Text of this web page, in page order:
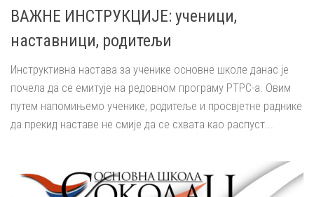
ВАЖНЕ ИНСТРУКЦИЈЕ: ученици,
наставници, родитељи
Инструктивна настава за ученике основне школе данас је
почела да се емитује на редовном програму РТРС-а. Овим
путем напомињемо ученике, родитеље и просвјетне раднике
да прекид наставе не смије да се схвата као распуст...